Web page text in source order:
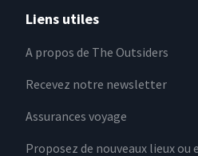
Liens utiles
A propos de The Outsiders
Recevez notre newsletter
Assurances voyage
Proposez de nouveaux lieux ou